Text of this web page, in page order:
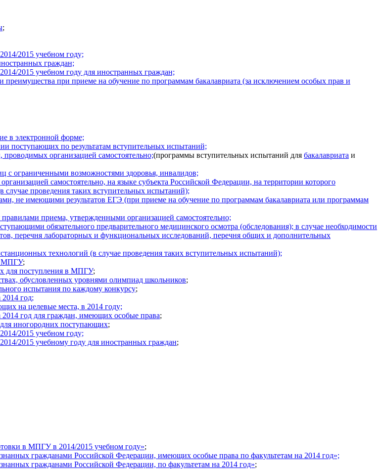
;
2015 учебном году;
граждан;
2015 учебном году для иностранных граждан;
при приеме на обучение по программам бакалавриата (за исключением особых прав и
в электронной форме;
поступающих по результатам вступительных испытаний;
организацией самостоятельно;(программы вступительных испытаний для бакалавриата и
с ограниченными возможностями здоровья, инвалидов;
самостоятельно, на языке субъекта Российской Федерации, на территории которого
проведения таких вступительных испытаний);
не имеющими результатов ЕГЭ (при приеме на обучение по программам бакалавриата или программам
приема, утвержденными организацией самостоятельно;
обязательного предварительного медицинского осмотра (обследования); в случае необходимости
перечня лабораторных и функциональных исследований, перечня общих и дополнительных
технологий (в случае проведения таких вступительных испытаний);
МПГУ;
для поступления в МПГУ;
обусловленных уровнями олимпиад школьников;
испытания по каждому конкурсу;
год;
на целевые места, в 2014 году;
год для граждан, имеющих особые права;
иногородних поступающих;
2015 учебном году;
2015 учебному году для иностранных граждан;
в МПГУ в 2014/2015 учебном году»;
гражданами Российской Федерации, имеющих особые права по факультетам на 2014 год»;
гражданами Российской Федерации, по факультетам на 2014 год»;